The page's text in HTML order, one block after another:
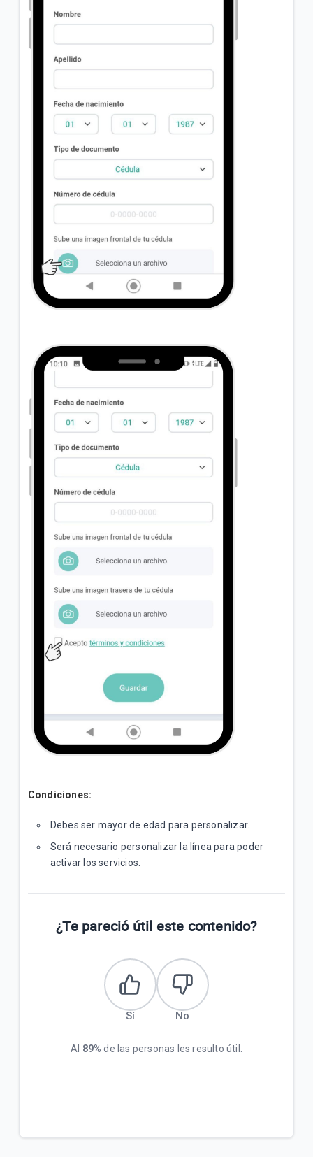
Condiciones:
Debes ser mayor de edad para personalizar.
Será necesario personalizar la línea para poder
activar los servicios.
¿Te pareció útil este contenido?
Sí No
Al 89% de las personas les resulto útil.